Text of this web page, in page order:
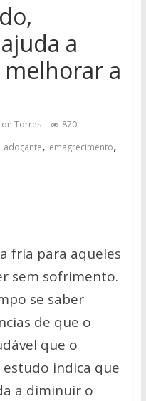
a
a
Torres
870
adoçante, emagrecimento,
fria para aqueles
sem sofrimento.
se saber
de que o
que o
indica que
a diminuir o